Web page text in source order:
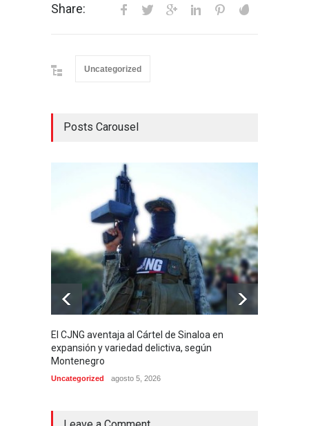
Share:
Uncategorized
Posts Carousel
El CJNG aventaja al Cártel de Sinaloa en
expansión y variedad delictiva, según
Montenegro
Uncategorized agosto 5, 2026